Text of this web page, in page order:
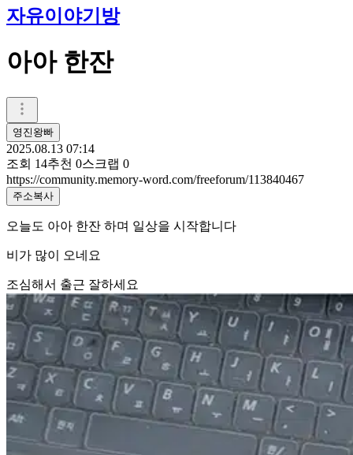
자유이야기방
아아 한잔
영진왕빠
2025.08.13 07:14
조회 14추천 0스크랩 0
https://community.memory-word.com/freeforum/113840467
주소복사
오늘도 아아 한잔 하며 일상을 시작합니다
비가 많이 오네요
조심해서 출근 잘하세요